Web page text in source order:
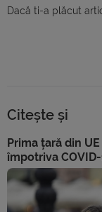
Dacă ti-a plăcut
Citește și
Prima țară din
împotriva